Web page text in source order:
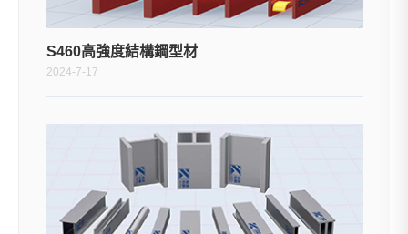
S460高強度結構鋼型材
2024-7-17